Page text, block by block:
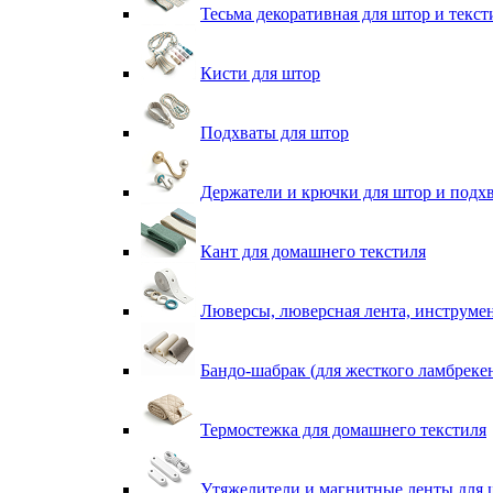
Тесьма декоративная для штор и
Кисти для штор
Подхваты для штор
Держатели и крючки для штор и
Кант для домашнего текстиля
Люверсы, люверсная лента,
Бандо-шабрак (для жесткого
Термостежка для домашнего текстиля
Утяжелители и магнитные ленты для